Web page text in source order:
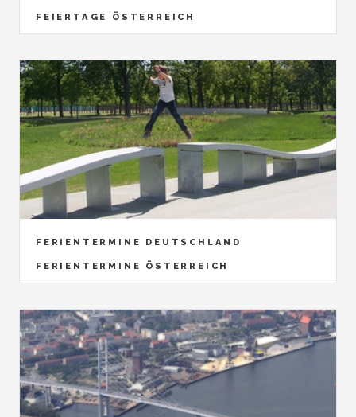
FEIERTAGE ÖSTERREICH
FERIENTERMINE DEUTSCHLAND
FERIENTERMINE ÖSTERREICH